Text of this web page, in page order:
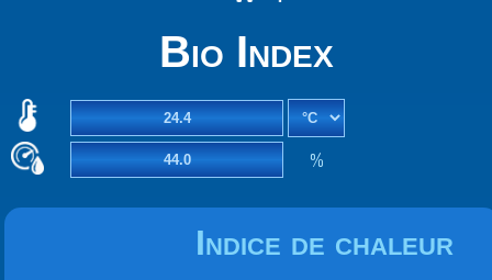
Bio Index
%
Indice de chaleur